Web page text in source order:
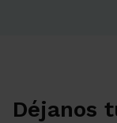
Déjanos